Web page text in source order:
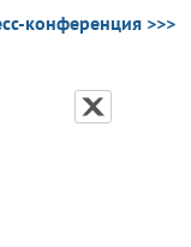
конференция >>>